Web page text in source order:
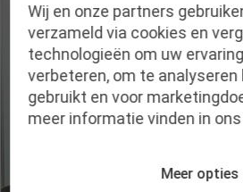
Wij en onze partners
verzameld via cookies en
technologieën om uw
verbeteren, om te analyseren
gebruikt en voor
meer informatie vinden in
Meer opties